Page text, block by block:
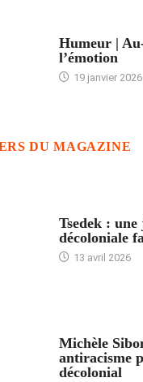
Humeur |
l’émotion
19 janvier 2026
DU MAGAZINE
Tsedek : une
décoloniale
13 avril 2026
Michèle
antiracisme
décolonial